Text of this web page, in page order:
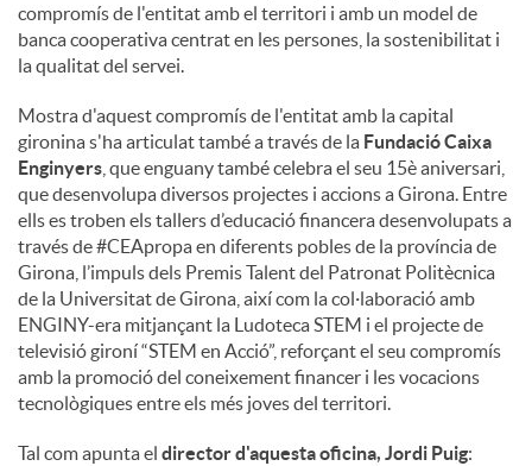
compromís de l'entitat amb el territori i amb un model de
banca cooperativa centrat en les persones, la sostenibilitat i
la qualitat del servei.
Mostra d'aquest compromís de l'entitat amb la capital
gironina s'ha articulat també a través de la Fundació Caixa
Enginyers , que enguany també celebra el seu 15è aniversari,
que desenvolupa diversos projectes i accions a Girona. Entre
ells es troben els tallers d’educació financera desenvolupats a
través de #CEApropa en diferents pobles de la província de
Girona, l’impuls dels Premis Talent del Patronat Politècnica
de la Universitat de Girona, així com la col·laboració amb
ENGINY-era mitjançant la Ludoteca STEM i el projecte de
televisió gironí “STEM en Acció”, reforçant el seu compromís
amb la promoció del coneixement financer i les vocacions
tecnològiques entre els més joves del territori.
Tal com apunta el director d'aquesta oficina, Jordi Puig: